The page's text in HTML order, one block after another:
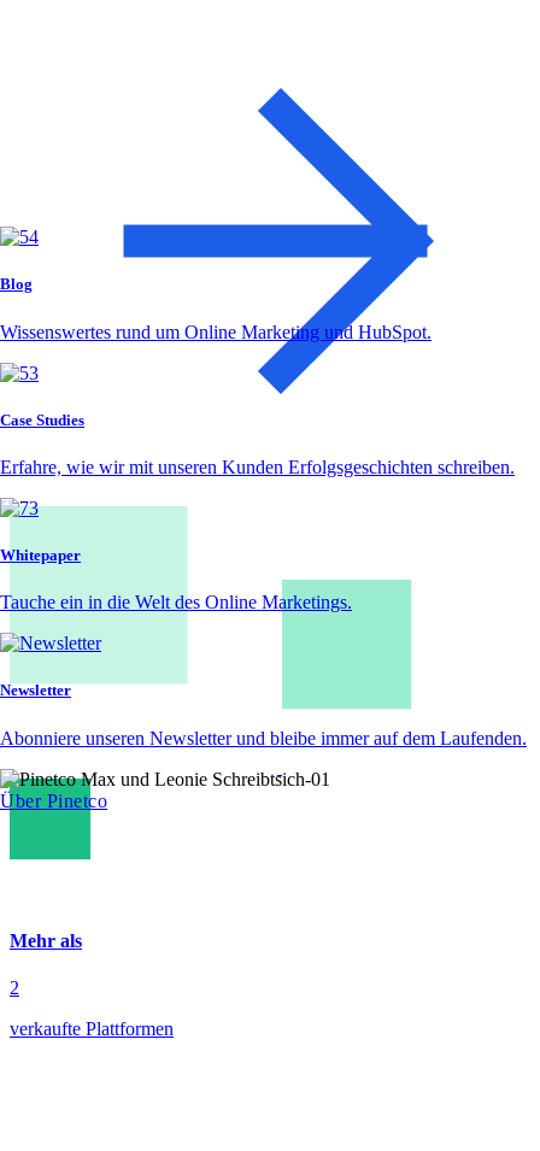
Blog
Wissenswertes rund um Online Marketing und HubSpot.
Case Studies
Erfahre, wie wir mit unseren Kunden Erfolgsgeschichten schreiben.
Whitepaper
Tauche ein in die Welt des Online Marketings.
Newsletter
Abonniere unseren Newsletter und bleibe immer auf dem Laufenden.
Über Pinetco
Mehr als
2
verkaufte Plattformen